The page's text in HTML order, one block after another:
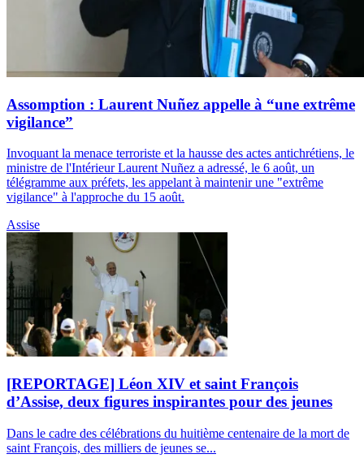
Assomption : Laurent Nuñez appelle à “une extrême
vigilance”
Invoquant la menace terroriste et la hausse des actes antichrétiens, le
ministre de l'Intérieur Laurent Nuñez a adressé, le 6 août, un
télégramme aux préfets, les appelant à maintenir une "extrême
vigilance" à l'approche du 15 août.
Assise
[REPORTAGE] Léon XIV et saint François
d’Assise, deux figures inspirantes pour des jeunes
Dans le cadre des célébrations du huitième centenaire de la mort de
saint François, des milliers de jeunes se...